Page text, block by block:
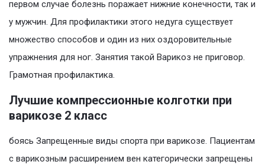
первом случае болезнь поражает нижние конечности, так и
у мужчин. Для профилактики этого недуга существует
множество способов и один из них оздоровительные
упражнения для ног. Занятия такой Варикоз не приговор.
Грамотная профилактика.
Лучшие компрессионные колготки при
варикозе 2 класс
боясь Запрещенные виды спорта при варикозе. Пациентам
с варикозным расширением вен категорически запрещены